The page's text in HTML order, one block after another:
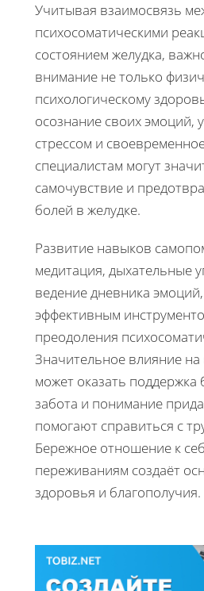
Учитывая взаимосвязь
психосоматическими
состоянием желудка,
внимание не только
психологическому
осознание своих эмоций,
стрессом и
специалистам могут
самочувствие и
болей в желудке.
Развитие навыков
медитация, дыхательные
ведение дневника
эффективным
преодоления
Значительное влияние
может оказать
забота и понимание
помогают справиться с
Бережное отношение к
переживаниям создаёт
здоровья и благополучия.